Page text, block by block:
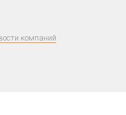
компаний